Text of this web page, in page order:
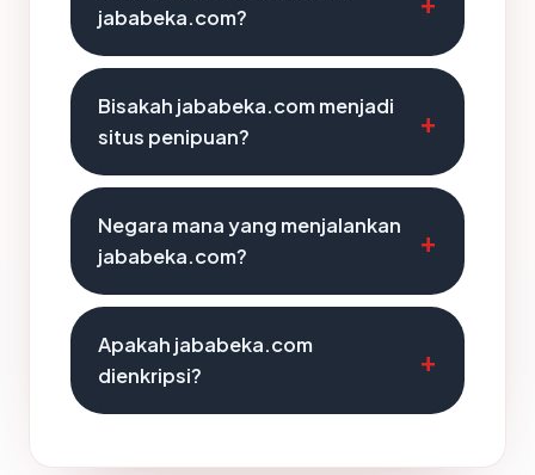
jababeka.com?
Bisakah jababeka.com menjadi
situs penipuan?
Negara mana yang menjalankan
jababeka.com?
Apakah jababeka.com
dienkripsi?